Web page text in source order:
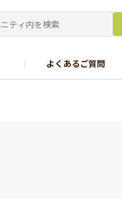
よくあるご質問